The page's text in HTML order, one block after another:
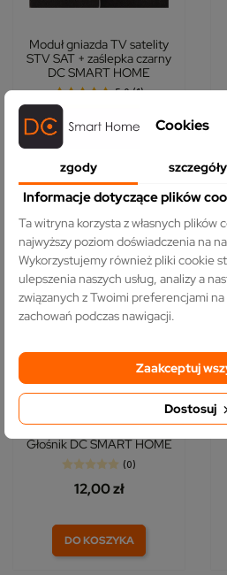
Moduł gniazda TV satelity
STV SAT + zaślepka czarny
DC SMART HOME
5.0 (1)
DO KOSZYKA
NOWY
Głośnikowe Stereo Szare
Głośnik DC SMART HOME
(0)
12,00 zł
DO KOSZYKA
Cookies
zgody szczegóły
Informacje dotyczące plików
Ta witryna korzysta z własnych plików
najwyższy poziom doświadczenia na
Wykorzystujemy również pliki cookie
ulepszenia naszych usług, analizy a
związanych z Twoimi preferencjami
zachowań podczas nawigacji.
Dostosuj
Zaakceptuj